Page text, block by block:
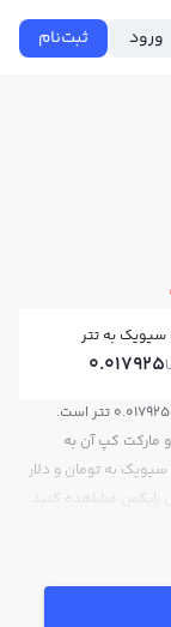
ورود ثبت‌نام
به تتر
0.017925
قیمت لحظه‌ای سیویک هم اکنون معادل 3,345 تومان یا 0.017925 تتر است.
24 ساعت اخیر -0.577% بوده و مارکت کپ آن به
سیویک به تومان و دلار
رابکس مشاهده کنید.